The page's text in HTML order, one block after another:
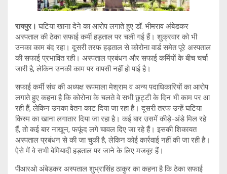
रायपुर। घटिया खाना देने का आरोप लगाते हुए डॉ. भीमराव अंबेडकर
अस्पताल की ठेका सफाई कर्मी हड़ताल पर चली गई हैं। शुक्रवार को भी
उनका काम बंद रहा। दूसरी तरफ हड़ताल से कोरोना वार्ड समेत पूरे अस्पताल
की सफाई प्रभावित रही। अस्पताल प्रबंधन और सफाई कर्मियों के बीच चर्चा
जारी है, लेकिन उनकी काम पर वापसी नहीं हो पाई है।
सफाई कर्मी संघ की अध्यक्ष रूपमाला मेश्राम व अन्य पदाधिकारियों का आरोप
लगाते हुए कहना है कि कोरोना के चलते वे सभी छुट्टी के दिन भी काम पर आ
रही हैं, लेकिन उनका वेतन काट दिया जा रहा है। दूसरी तरफ उन्हें घटिया
किस्म का खाना लगातार दिया जा रहा है। कई बार उसमें कीड़े-अंडे मिल रहे
हैं, तो कई बार नाखून, फफूंद लगे चावल दिए जा रहे हैं। इसकी शिकायत
अस्पताल प्रबंधन से की जा चुकी है, लेकिन कोई कार्रवाई नहीं की जा रही है।
ऐसे में वे सभी बेमियादी हड़ताल पर जाने के लिए मजबूर हैं।
पीआरओ अंबेडकर अस्पताल शुभ्रासिंह ठाकुर का कहना है कि ठेका सफाई